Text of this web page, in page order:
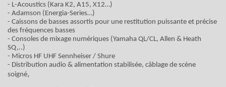
- L-Acoustics (Kara K2, A15, X12…)
- Adamson (Energia-Series…)
- Caissons de basses assortis pour une restitution puissante et précise
des fréquences basses
- Consoles de mixage numériques (Yamaha QL/CL, Allen & Heath
SQ,..)
- Micros HF UHF Sennheiser / Shure
- Distribution audio & alimentation stabilisée, câblage de scène
soigné,